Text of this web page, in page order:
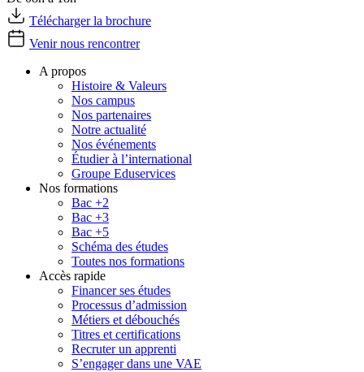
Télécharger la brochure
Venir nous rencontrer
A propos
Histoire & Valeurs
Nos campus
Nos partenaires
Notre actualité
Nos événements
Étudier à l’international
Groupe Eduservices
Nos formations
Bac +2
Bac +3
Bac +5
Schéma des études
Toutes nos formations
Accès rapide
Financer ses études
Processus d’admission
Métiers et débouchés
Titres et certifications
Recruter un apprenti
S’engager dans une VAE